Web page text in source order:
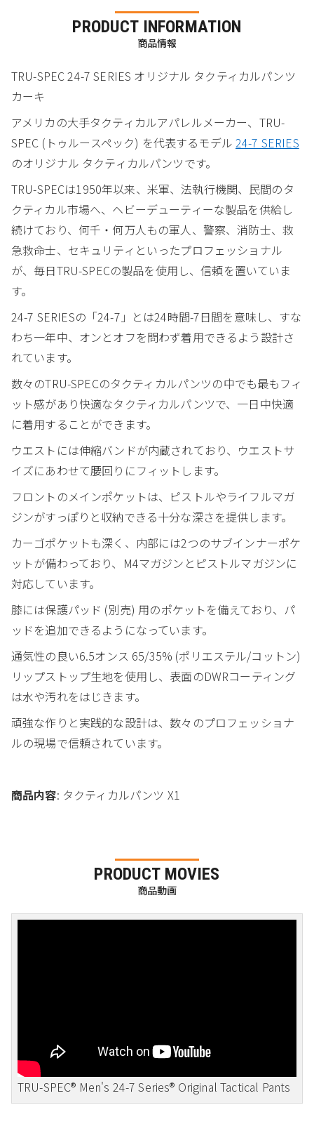
PRODUCT INFORMATION
商品情報
TRU-SPEC 24-7 SERIES オリジナル タクティカルパンツ
カーキ
アメリカの大手タクティカルアパレルメーカー、TRU-
SPEC (トゥルースペック) を代表するモデル24-7 SERIES
のオリジナル タクティカルパンツです。
TRU-SPECは1950年以来、米軍、法執行機関、民間のタ
クティカル市場へ、ヘビーデューティーな製品を供給し
続けており、何千・何万人もの軍人、警察、消防士、救
急救命士、セキュリティといったプロフェッショナル
が、毎日TRU-SPECの製品を使用し、信頼を置いていま
す。
24-7 SERIESの「24-7」とは24時間-7日間を意味し、すな
わち一年中、オンとオフを問わず着用できるよう設計さ
れています。
数々のTRU-SPECのタクティカルパンツの中でも最もフィ
ット感があり快適なタクティカルパンツで、一日中快適
に着用することができます。
ウエストには伸縮バンドが内蔵されており、ウエストサ
イズにあわせて腰回りにフィットします。
フロントのメインポケットは、ピストルやライフルマガ
ジンがすっぽりと収納できる十分な深さを提供します。
カーゴポケットも深く、内部には2つのサブインナーポケ
ットが備わっており、M4マガジンとピストルマガジンに
対応しています。
膝には保護パッド (別売) 用のポケットを備えており、パ
ッドを追加できるようになっています。
通気性の良い6.5オンス 65/35% (ポリエステル/コットン)
リップストップ生地を使用し、表面のDWRコーティング
は水や汚れをはじきます。
頑強な作りと実践的な設計は、数々のプロフェッショナ
ルの現場で信頼されています。
商品内容: タクティカルパンツ X1
PRODUCT MOVIES
商品動画
TRU-SPEC® Men's 24-7 Series® Original Tactical Pants